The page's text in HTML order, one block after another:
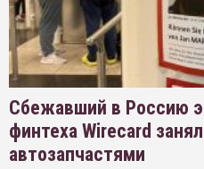
Сбежавший в Россию
финтеха Wirecard
автозапчастями